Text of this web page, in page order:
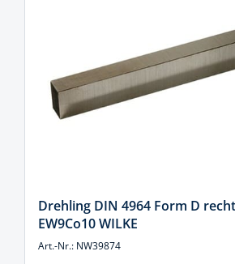
Drehling DIN 4964 Form D
EW9Co10 WILKE
Art.-Nr.: NW39874